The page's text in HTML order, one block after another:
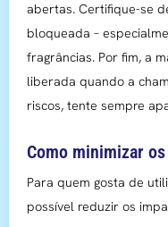
abertas. Certifique-se
bloqueada –
fragrâncias. Por fim, a
liberada quando a
riscos, tente sempre
Como minimizar
Para quem gosta de
possível reduzir os